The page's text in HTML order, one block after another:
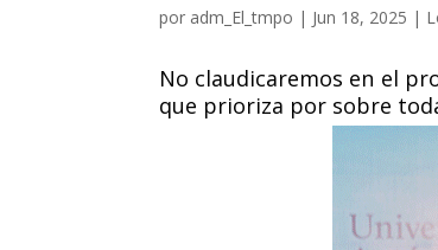
por adm_El_tmpo | Jun 18, 2025 |
No claudicaremos en el
que prioriza por sobre